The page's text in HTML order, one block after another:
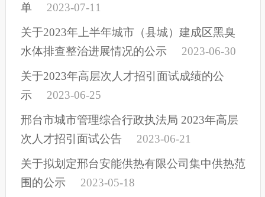
单
2023-07-11
关于2023年上半年城市（县城）建成区黑臭
水体排查整治进展情况的公示
2023-06-30
关于2023年高层次人才招引面试成绩的公
示
2023-06-25
邢台市城市管理综合行政执法局 2023年高层
次人才招引面试公告
2023-06-21
关于拟划定邢台安能供热有限公司集中供热范
围的公示
2023-05-18